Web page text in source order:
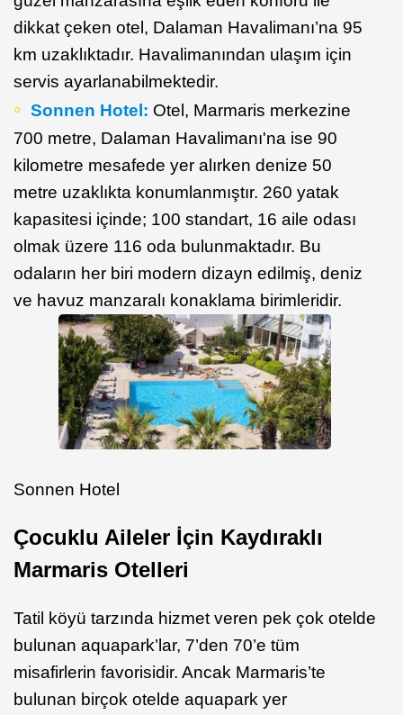
dikkat çeken otel, Dalaman Havalimanı’na 95
km uzaklıktadır. Havalimanından ulaşım için
servis ayarlanabilmektedir.
Sonnen Hotel: Otel, Marmaris merkezine
700 metre, Dalaman Havalimanı'na ise 90
kilometre mesafede yer alırken denize 50
metre uzaklıkta konumlanmıştır. 260 yatak
kapasitesi içinde; 100 standart, 16 aile odası
olmak üzere 116 oda bulunmaktadır. Bu
odaların her biri modern dizayn edilmiş, deniz
ve havuz manzaralı konaklama birimleridir.
Sonnen Hotel
Çocuklu Aileler İçin Kaydıraklı
Marmaris Otelleri
Tatil köyü tarzında hizmet veren pek çok otelde
bulunan aquapark’lar, 7’den 70’e tüm
misafirlerin favorisidir. Ancak Marmaris’te
bulunan birçok otelde aquapark yer